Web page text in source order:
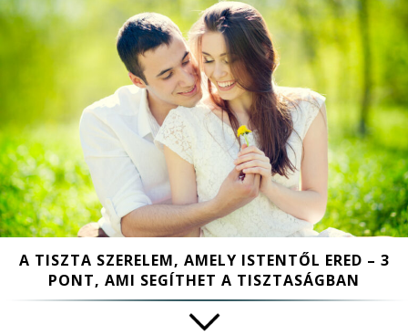
A TISZTA SZERELEM, AMELY ISTENTŐL ERED – 3
PONT, AMI SEGÍTHET A TISZTASÁGBAN